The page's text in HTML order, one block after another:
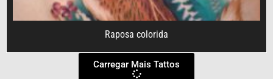
Raposa colorida
Carregar Mais Tattos